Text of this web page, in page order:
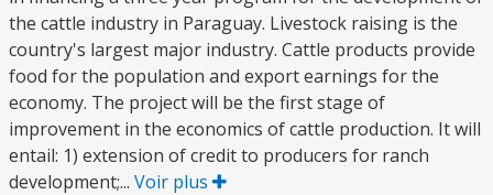
the cattle industry in Paraguay. Livestock raising is the
country's largest major industry. Cattle products provide
food for the population and export earnings for the
economy. The project will be the first stage of
improvement in the economics of cattle production. It will
entail: 1) extension of credit to producers for ranch
development;... Voir plus